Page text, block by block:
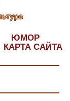
ЮМОР
КАРТА САЙТА